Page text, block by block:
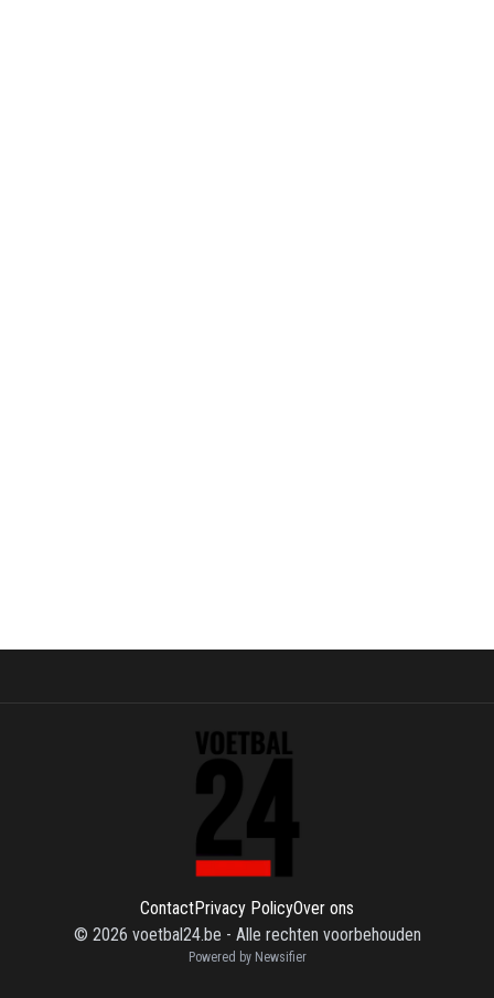
ContactPrivacy PolicyOver ons
© 2026 voetbal24.be - Alle rechten voorbehouden
Powered by Newsifier